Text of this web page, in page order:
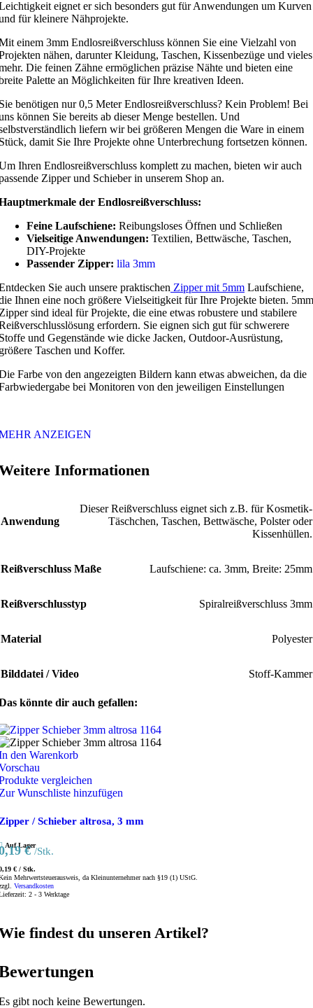
eignet er sich besonders gut für Anwendungen um Kurven
für kleinere Nähprojekte.
einem 3mm Endlosreißverschluss können Sie eine Vielzahl von
nähen, darunter Kleidung, Taschen, Kissenbezüge und vieles
Die feinen Zähne ermöglichen präzise Nähte und bieten eine
Palette an Möglichkeiten für Ihre kreativen Ideen.
benötigen nur 0,5 Meter Endlosreißverschluss? Kein Problem! Bei
können Sie bereits ab dieser Menge bestellen. Und
liefern wir bei größeren Mengen die Ware in einem
damit Sie Ihre Projekte ohne Unterbrechung fortsetzen können.
Ihren Endlosreißverschluss komplett zu machen, bieten wir auch
Zipper und Schieber in unserem Shop an.
der Endlosreißverschluss:
Feine Laufschiene: Reibungsloses Öffnen und Schließen
Vielseitige Anwendungen: Textilien, Bettwäsche, Taschen,
DIY-Projekte
Passender Zipper: lila 3mm
Sie auch unsere praktischen Zipper mit 5mm Laufschiene,
Ihnen eine noch größere Vielseitigkeit für Ihre Projekte bieten. 5mm
sind ideal für Projekte, die eine etwas robustere und stabilere
erfordern. Sie eignen sich gut für schwerere
und Gegenstände wie dicke Jacken, Outdoor-Ausrüstung,
Taschen und Koffer.
Farbe von den angezeigten Bildern kann etwas abweichen, da die
bei Monitoren von den jeweiligen Einstellungen
ANZEIGEN
Informationen
Anwendung
Dieser Reißverschluss eignet sich z.B. für Kosmetik-
Täschchen, Taschen, Bettwäsche, Polster oder
Kissenhüllen.
Reißverschluss Maße Laufschiene: ca. 3mm, Breite: 25mm
Reißverschlusstyp Spiralreißverschluss 3mm
Material Polyester
Bilddatei / Video Stoff-Kammer
könnte dir auch gefallen:
den Warenkorb
vergleichen
Wunschliste hinzufügen
/ Schieber altrosa, 3 mm
Auf Lager
€ /Stk.
€ / Stk.
Mehrwertsteuerausweis, da Kleinunternehmer nach §19 (1) UStG.
Versandkosten
2 - 3 Werktage
findest du unseren Artikel?
gibt noch keine Bewertungen.